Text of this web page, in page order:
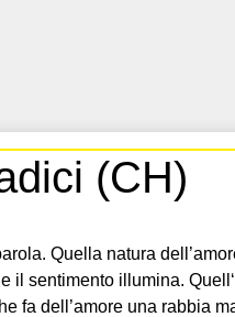
(CH)
Quella natura
il sentimento illumina.
fa dell’amore una rabbia